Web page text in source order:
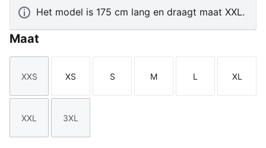
Het model is 175 cm lang en draagt maat XXL.
Maat
Maat
XXS
Maat
XS
Maat
S
Maat
M
Maat
L
Maat
XL
Maat
XXL
Maat
3XL